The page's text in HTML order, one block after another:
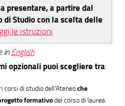
di conoscenza
presentare, a partire dal
di Studio con la scelta delle
le istruzioni
inEnglish
opzionali puoi scegliere tra:
corsi di studio dell'Ateneoche
formativodel corso di laurea.